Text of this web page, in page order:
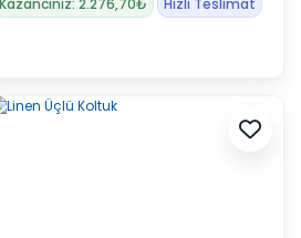
Kazancınız: 2.276,70₺ Hızlı Teslimat